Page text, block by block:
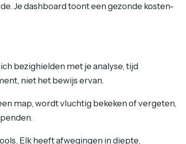
Je dashboard toont een gezonde kosten-
bezighielden met je analyse, tijd
niet het bewijs ervan.
map, wordt vluchtig bekeken of vergeten,
Elk heeft afwegingen in diepte,